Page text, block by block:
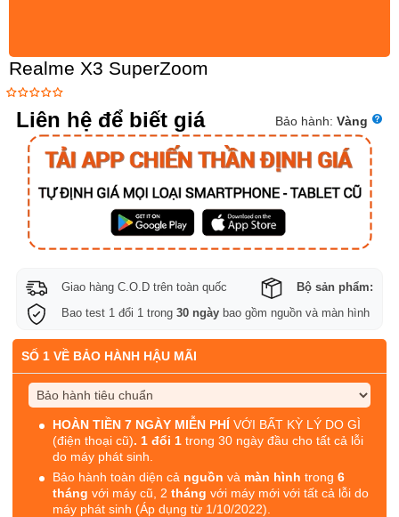
Realme X3 SuperZoom
Liên hệ để biết giá Bảo hành: Vàng
Giao hàng C.O.D trên toàn quốc
Bộ sản phẩm:
Bao test 1 đổi 1 trong30 ngày bao gồm nguồn và màn hình
SỐ 1 VỀ BẢO HÀNH HẬU MÃI
HOÀN TIỀN 7 NGÀY MIỄN PHÍ VỚI BẤT KỲ LÝ DO GÌ
(điện thoại cũ). 1 đổi 1 trong 30 ngày đầu cho tất cả lỗi
do máy phát sinh.
Bảo hành toàn diện cả nguồn và màn hình trong6
tháng với máy cũ, 2 tháng với máy mới với tất cả lỗi do
máy phát sinh (Áp dụng từ 1/10/2022).